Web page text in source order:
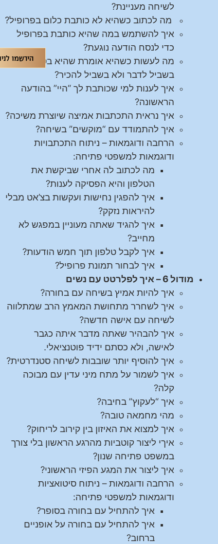
לשיחה מעניינת?
מה לכתוב כשהיא לא כותבת כלום בפרופיל?
איך להשתמש במה שהיא כותבת בפרופיל
כדי לנסח הודעה נוגעת?
מה לעשות כשהיא אומרת שהיא בטינדר רק
בשביל לדבר ולא בשביל להכיר?
איך לענות למי שכותבת לך “היי” בהודעה
הראשונה?
איך נראית התכתבות אמיצה שיוצרת משיכה?
איך להתמודד עם “מוקשים” בשיחה?
הרחבה ודוגמאות – ניתוח התכתבויות
ודוגמאות למשפטי פתיחה:
מה לכתוב לה אחרי שביקשת את
הטלפון והיא הפסיקה לענות?
איך להפגין נחישות ועקשות בצ’אט מבלי
להיראות נזקק?
איך להגיד שאתה מעוניין במפגש לא
מחייב?
איך לקבל טלפון תוך חמש הודעות?
איך לבחור תמונת פרופיל?
מודול 6 – איך לפלרטט עם נשים
איך להיות אמיץ בשיחה עם בחורה?
איך לשחרר מתחושת המאמץ הרב שמתלווה
לשיחה עם אישה חדשה?
איך להבהיר שאתה מדבר איתה כגבר
לאישה, ולא כסתם ידיד פוטנציאלי.
איך להוסיף יותר שובבות לשיחה סטנדרטית?
איך לשמור על מתח מיני עדין עם מבוכה
קלה?
איך “לעקוץ” בחיבה?
מהי מחמאה טובה?
איך למצוא את האיזון בין קירוב לריחוק?
איךי ליצור קוטביות מהרגע הראשון בלי צורך
במשפט פתיחה שנון?
איך ליצור את המגע הפיזי הראשוני?
הרחבה ודוגמאות – ניתוח סיטואציות
ודוגמאות למשפטי פתיחה:
איך להתחיל עם בחורה בסופר?
איך להתחיל עם בחורה על אופניים
ברחוב?
הירשמו